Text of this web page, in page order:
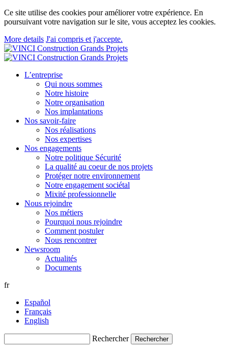
Ce site utilise des cookies pour améliorer votre expérience. En
poursuivant votre navigation sur le site, vous acceptez les cookies.
More details J'ai compris et j'accepte.
L’entreprise
Qui nous sommes
Notre histoire
Notre organisation
Nos implantations
Nos savoir-faire
Nos réalisations
Nos expertises
Nos engagements
Notre politique Sécurité
La qualité au coeur de nos projets
Protéger notre environnement
Notre engagement sociétal
Mixité professionnelle
Nous rejoindre
Nos métiers
Pourquoi nous rejoindre
Comment postuler
Nous rencontrer
Newsroom
Actualités
Documents
fr
Español
Français
English
Rechercher